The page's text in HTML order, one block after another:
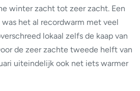
winter zacht tot zeer zacht. Een
het al recordwarm met veel
lokaal zelfs de kaap van
de zeer zachte tweede helft van
uiteindelijk ook net iets warmer